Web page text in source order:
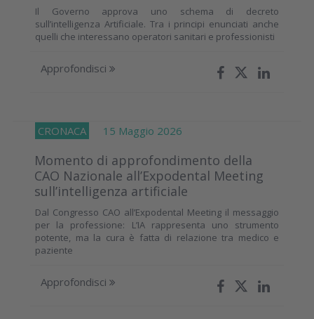
Il Governo approva uno schema di decreto
sull’intelligenza Artificiale. Tra i principi enunciati anche
quelli che interessano operatori sanitari e professionisti
Approfondisci
CRONACA 15 Maggio 2026
Momento di approfondimento della
CAO Nazionale all’Expodental Meeting
sull’intelligenza artificiale
Dal Congresso CAO all’Expodental Meeting il messaggio
per la professione: L’IA rappresenta uno strumento
potente, ma la cura è fatta di relazione tra medico e
paziente
Approfondisci